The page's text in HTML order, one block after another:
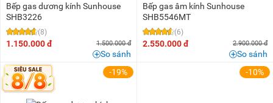
Bếp gas dương kính Sunhouse
SHB3226
(8)
1.150.000 đ 1.500.000 đ
So sánh
Bếp gas âm kính Sunhouse
SHB5546MT
(6)
2.550.000 đ 2.900.000 đ
So sánh
-19%
-10%